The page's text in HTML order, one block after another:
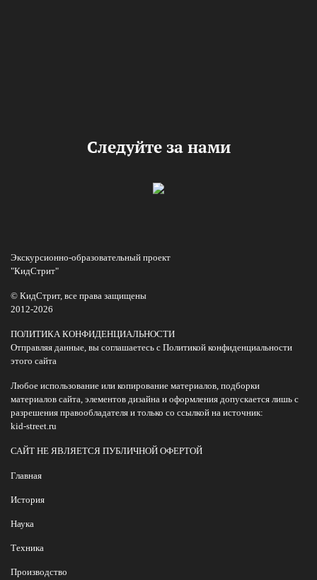
Следуйте за нами
Экскурсионно-образовательный проект
"КидСтрит"
© КидСтрит, все права защищены
2012-2026
ПОЛИТИКА КОНФИДЕНЦИАЛЬНОСТИ
Отправляя данные, вы соглашаетесь с Политикой конфиденциальности
этого сайта
Любое использование или копирование материалов, подборки
материалов сайта, элементов дизайна и оформления допускается лишь с
разрешения правообладателя и только со ссылкой на источник:
kid-street.ru
САЙТ НЕ ЯВЛЯЕТСЯ ПУБЛИЧНОЙ ОФЕРТОЙ
Главная
История
Наука
Техника
Производство